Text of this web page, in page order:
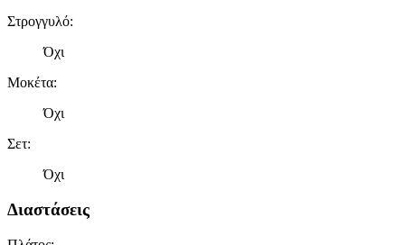
Στρογγυλό:
Όχι
Μοκέτα:
Όχι
Σετ:
Όχι
Διαστάσεις